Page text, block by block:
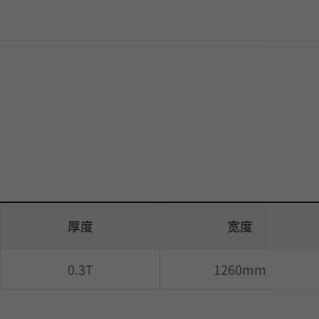
厚度 宽度
0.3T 1260mm